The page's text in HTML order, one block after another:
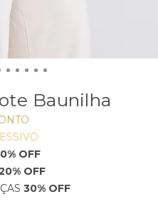
Baunilha
OFF
OFF
30% OFF